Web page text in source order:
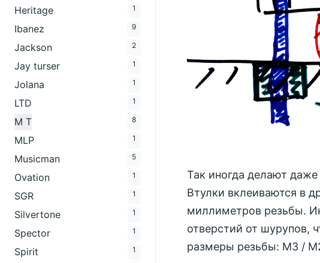
Heritage 1
Ibanez 9
Jackson 2
Jay turser 1
Jolana 1
LTD 1
M T 8
MLP 1
Musicman 5
Ovation 1
SGR 1
Silvertone 1
Spector 1
Spirit 1
Так иногда делают
Втулки вклеиваются в
миллиметров резьбы.
отверстий от шурупов,
размеры резьбы: М3 /